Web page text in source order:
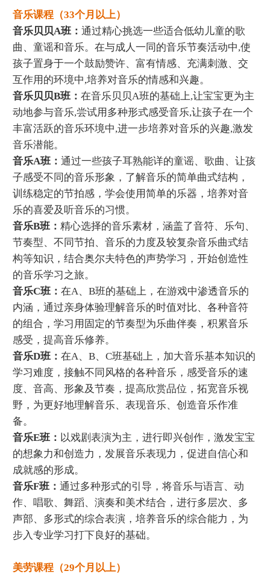
音乐课程（33个月以上）
音乐贝贝A班： 通过精心挑选一些适合低幼儿童的歌
曲、童谣和音乐。在与成人一同的音乐节奏活动中,使
孩子置身于一个鼓励赞许、富有情感、充满刺激、交
互作用的环境中,培养对音乐的情感和兴趣。
音乐贝贝B班： 在音乐贝贝A班的基础上,让宝宝更为主
动地参与音乐,尝试用多种形式感受音乐,让孩子在一个
丰富活跃的音乐环境中,进一步培养对音乐的兴趣,激发
音乐潜能。
音乐A班： 通过一些孩子耳熟能详的童谣、歌曲、让孩
子感受不同的音乐形象，了解音乐的简单曲式结构，
训练稳定的节拍感，学会使用简单的乐器，培养对音
乐的喜爱及听音乐的习惯。
音乐B班： 精心选择的音乐素材，涵盖了音符、乐句、
节奏型、不同节拍、音乐的力度及较复杂音乐曲式结
构等知识，结合奥尔夫特色的声势学习，开始创造性
的音乐学习之旅。
音乐C班： 在A、B班的基础上，在游戏中渗透音乐的
内涵，通过亲身体验理解音乐的时值对比、各种音符
的组合，学习用固定的节奏型为乐曲伴奏，积累音乐
感受，提高音乐修养。
音乐D班： 在A、B、C班基础上，加大音乐基本知识的
学习难度，接触不同风格的各种音乐，感受音乐的速
度、音高、形象及节奏，提高欣赏品位，拓宽音乐视
野，为更好地理解音乐、表现音乐、创造音乐作准
备。
音乐E班： 以戏剧表演为主，进行即兴创作，激发宝宝
的想象力和创造力，发展音乐表现力，促进自信心和
成就感的形成。
音乐F班： 通过多种形式的引导，将音乐与语言、动
作、唱歌、舞蹈、演奏和美术结合，进行多层次、多
声部、多形式的综合表演，培养音乐的综合能力，为
步入专业学习打下良好的基础。
美劳课程（29个月以上）